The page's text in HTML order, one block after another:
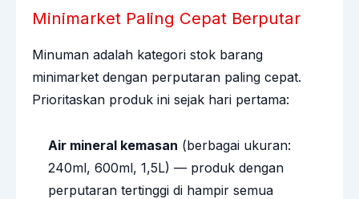
Minimarket Paling Cepat Berputar
Minuman adalah kategori stok barang
minimarket dengan perputaran paling cepat.
Prioritaskan produk ini sejak hari pertama:
Air mineral kemasan (berbagai ukuran:
240ml, 600ml, 1,5L) — produk dengan
perputaran tertinggi di hampir semua